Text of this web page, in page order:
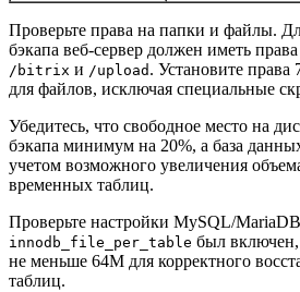
Проверьте права на папки и файлы.
бэкапа веб-сервер должен иметь
/bitrix и /upload . Установите права
для файлов, исключая специальные
Убедитесь, что свободное место на
бэкапа минимум на 20%, а база
учетом возможного увеличения
временных таблиц.
Проверьте настройки MySQL/
innodb_file_per_table был
не меньше 64M для корректного
таблиц.